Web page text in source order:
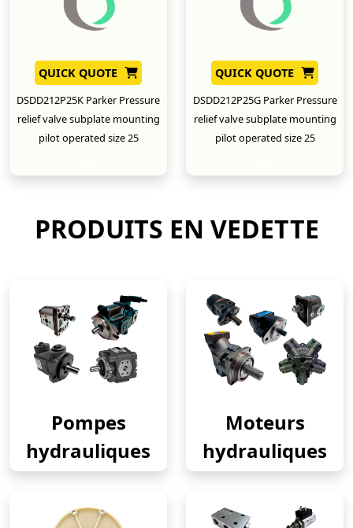
QUICK QUOTE
DSDD212P25K Parker Pressure
relief valve subplate mounting
pilot operated size 25
QUICK QUOTE
DSDD212P25G Parker Pressure
relief valve subplate mounting
pilot operated size 25
PRODUITS EN VEDETTE
Pompes
hydrauliques
Moteurs
hydrauliques